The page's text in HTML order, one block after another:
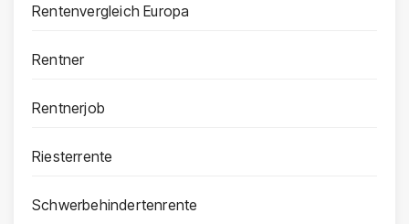
Rentenvergleich Europa
Rentner
Rentnerjob
Riesterrente
Schwerbehindertenrente